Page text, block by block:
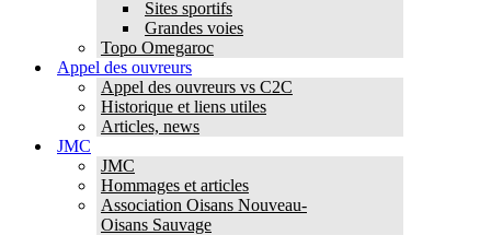
Sites sportifs
Grandes voies
Topo Omegaroc
Appel des ouvreurs
Appel des ouvreurs vs C2C
Historique et liens utiles
Articles, news
JMC
JMC
Hommages et articles
Association Oisans Nouveau-
Oisans Sauvage